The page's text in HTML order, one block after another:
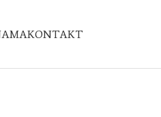
KONTAKT